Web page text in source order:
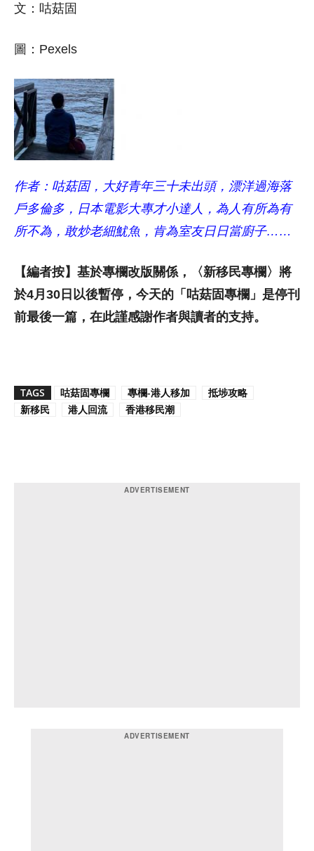
文：咕菇固
圖：Pexels
作者：咕菇固，大好青年三十未出頭，漂洋過海落
戶多倫多，日本電影大專才小達人，為人有所為有
所不為，敢炒老細魷魚，肯為室友日日當廚子……
【編者按】基於專欄改版關係，〈新移民專欄〉將
於4月30日以後暫停，今天的「咕菇固專欄」是停刊
前最後一篇，在此謹感謝作者與讀者的支持。
TAGS 咕菇固專欄 專欄-港人移加
抵埗攻略
新移民
港人回流 香港移民潮